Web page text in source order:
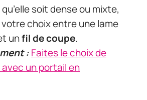
soit dense ou mixte,
choix entre une lame
unfil de coupe.
:Faites le choix de
un portail en